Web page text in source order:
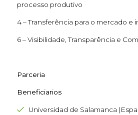
processo produtivo
4 – Transferência para o mercado e
6 – Visibilidade, Transparência e
Parceria
Beneficiarios
Universidad de Salamanca